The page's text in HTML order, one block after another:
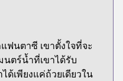
ฟนตาซี เขาตั้งใจที่จะ
นตร์น้ำที่เขาได้รับ
ด้เพียงแค่ถ้วยเดียวใน